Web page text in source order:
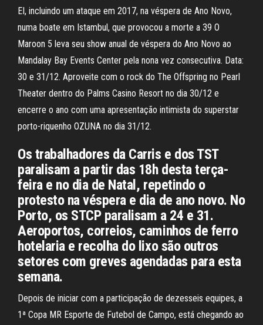
EI, incluindo um ataque em 2017, na véspera de Ano Novo,
numa boate em Istambul, que provocou a morte a 39 O
Maroon 5 leva seu show anual de véspera do Ano Novo ao
Mandalay Bay Events Center pela nona vez consecutiva. Data:
30 e 31/12. Aproveite com o rock do The Offspring no Pearl
Theater dentro do Palms Casino Resort no dia 30/12 e
encerre o ano com uma apresentação intimista do superstar
porto-riquenho OZUNA no dia 31/12.
Os trabalhadores da Carris e dos TST
paralisam a partir das 18h desta terça-
feira e no dia de Natal, repetindo o
protesto na véspera e dia de ano novo. No
Porto, os STCP paralisam a 24 e 31.
Aeroportos, correios, caminhos de ferro
hotelaria e recolha do lixo são outros
setores com greves agendadas para esta
semana.
Depois de iniciar com a participação de dezesseis equipes, a
1ª Copa MR Esporte de Futebol de Campo, está chegando ao